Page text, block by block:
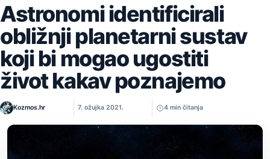
Astronomi identificirali
obližnji planetarni sustav
koji bi mogao ugostiti
život kakav poznajemo
Kozmos.hr 7. ožujka 2021. 4 min čitanja